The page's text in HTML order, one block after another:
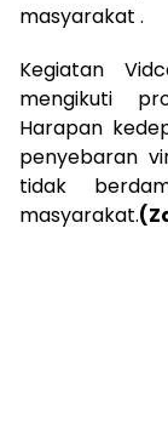
masyarakat .
Kegiatan
mengikuti
Harapan
penyebaran
tidak
masyarakat.